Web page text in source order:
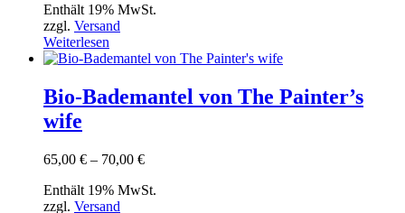
gewählt
Enthält 19% MwSt.
zzgl. Versand
Weiterlesen
Bio-Bademantel von The Painter’s
wife
65,00 € – 70,00 €Preisspanne:
bis
Enthält 19% MwSt.
zzgl. Versand